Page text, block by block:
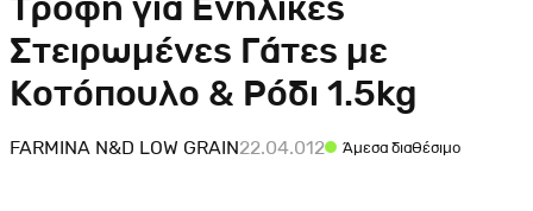
Σαμαράκια Σκύλου
Οδηγοί-Πτυσσόμενοι Οδηγοί
Σκύλου
Παιχνίδια Γάτας
Ονυχοδρόμια Γάτας
Ταυτότητες Γάτας
Οδηγοί Γάτας
Στειρωμένες Γάτες με
Κοτόπουλο & Ρόδι 1.5kg
FARMINA N&D LOW GRAIN22.04.012 Άμεσα διαθέσιμο